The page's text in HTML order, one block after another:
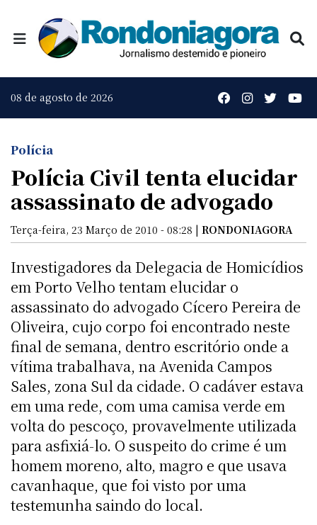
08 de agosto de 2026
Polícia
Polícia Civil tenta elucidar
assassinato de advogado
Terça-feira, 23 Março de 2010 - 08:28 | RONDONIAGORA
Investigadores da Delegacia de Homicídios
em Porto Velho tentam elucidar o
assassinato do advogado Cícero Pereira de
Oliveira, cujo corpo foi encontrado neste
final de semana, dentro escritório onde a
vítima trabalhava, na Avenida Campos
Sales, zona Sul da cidade. O cadáver estava
em uma rede, com uma camisa verde em
volta do pescoço, provavelmente utilizada
para asfixiá-lo. O suspeito do crime é um
homem moreno, alto, magro e que usava
cavanhaque, que foi visto por uma
testemunha saindo do local.